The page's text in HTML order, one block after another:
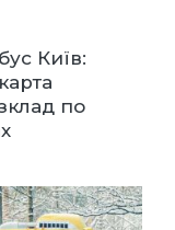
Київ:
по